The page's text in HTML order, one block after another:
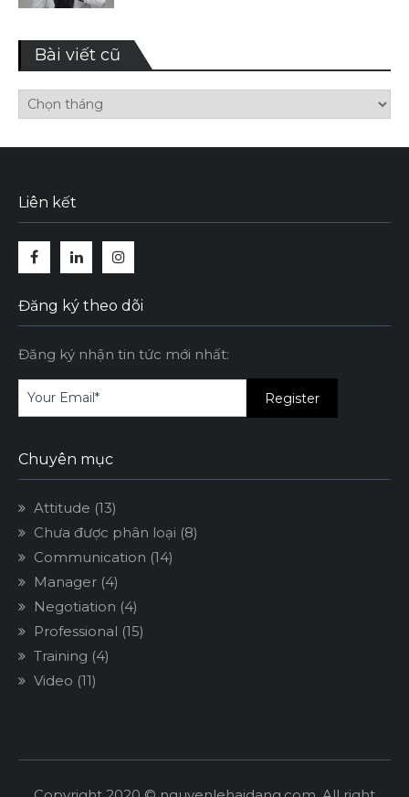
Bài viết cũ
Bài
viết
Liên kết
Đăng ký theo dõi
Đăng ký nhận tin tức mới nhất:
Chuyên mục
Attitude (13)
Chưa được phân loại (8)
Communication (14)
Manager (4)
Negotiation (4)
Professional (15)
Training (4)
Video (11)